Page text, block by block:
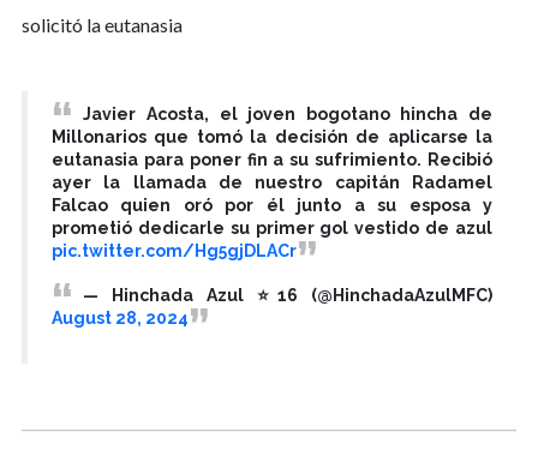
solicitó la eutanasia
Javier Acosta, el joven bogotano hincha de
Millonarios que tomó la decisión de aplicarse la
eutanasia para poner fin a su sufrimiento. Recibió
ayer la llamada de nuestro capitán Radamel
Falcao quien oró por él junto a su esposa y
prometió dedicarle su primer gol vestido de azul
pic.twitter.com/Hg5gjDLACr
— Hinchada Azul ⭐️16 (@HinchadaAzulMFC)
August 28, 2024